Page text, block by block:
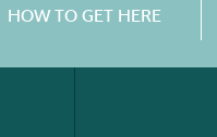
HOW TO GET HERE